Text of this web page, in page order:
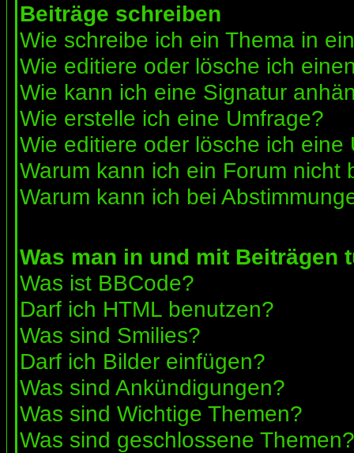
Beiträge schreiben
Wie schreibe ich ein Thema in
Wie editiere oder lösche ich
Wie kann ich eine Signatur
Wie erstelle ich eine Umfrage?
Wie editiere oder lösche ich eine
Warum kann ich ein Forum nicht
Warum kann ich bei
Was man in und mit Beiträgen
Was ist BBCode?
Darf ich HTML benutzen?
Was sind Smilies?
Darf ich Bilder einfügen?
Was sind Ankündigungen?
Was sind Wichtige Themen?
Was sind geschlossene Themen?